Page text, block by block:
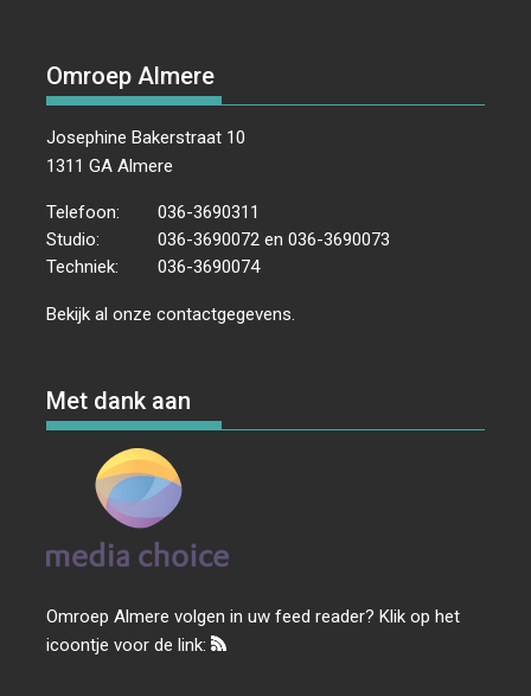
Omroep Almere
Josephine Bakerstraat 10
1311 GA Almere
Telefoon:
036-3690311
Studio:
036-3690072 en 036-3690073
Techniek:
036-3690074
Bekijk al onzecontactgegevens
Met dank aan
Omroep Almere volgen in uw feed reader? Klik op het
icoontje voor de link: